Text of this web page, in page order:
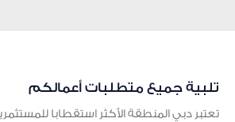
تلبية جميع متطلبات أعمالكم
تعتبر دبي المنطقة الأكثر استقطابا